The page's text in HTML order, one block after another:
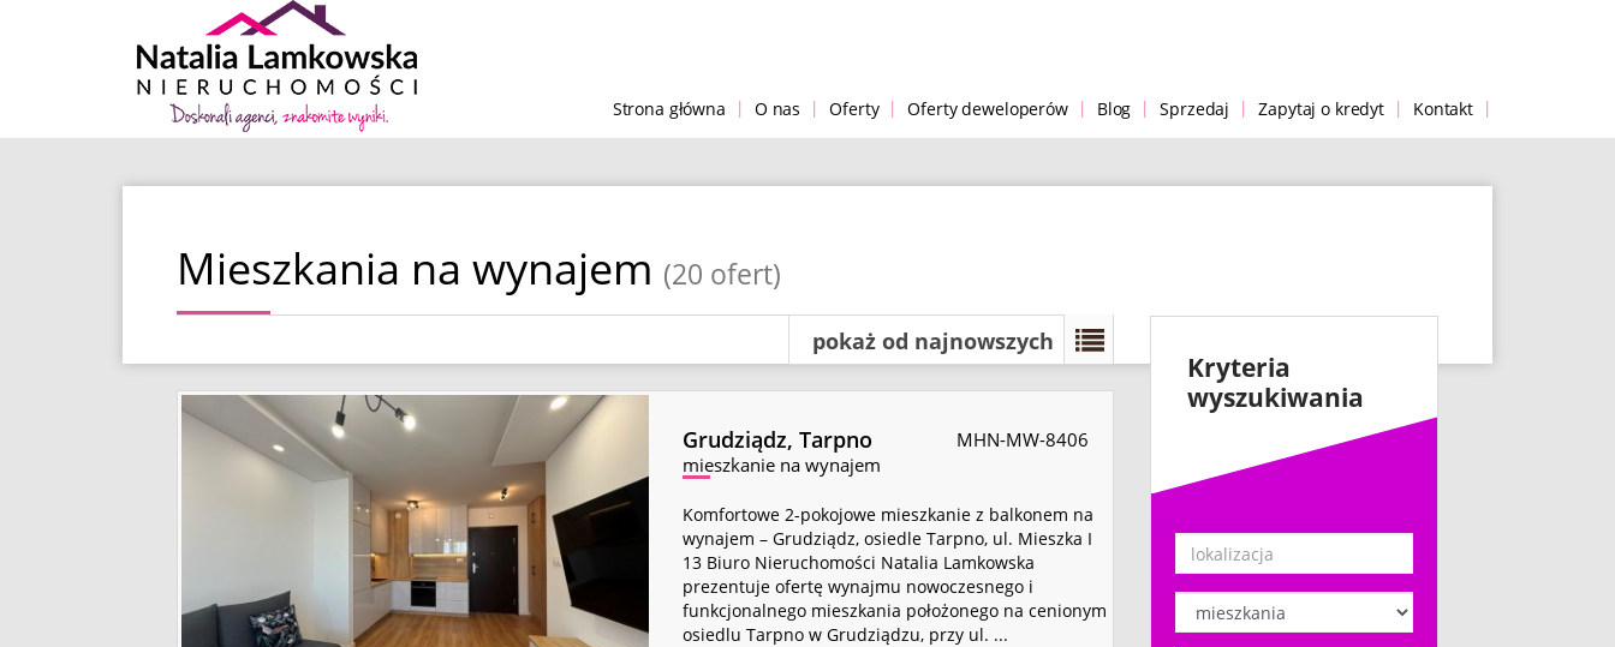
Strona główna | O nas | Oferty | Oferty deweloperów | Blog | Sprzedaj | Zapytaj o kredyt | Kontakt |
Mieszkania na wynajem (20 ofert)
pokaż od najnowszych
Grudziądz, Tarpno
mieszkanie na wynajem
MHN-MW-8406
Komfortowe 2-pokojowe mieszkanie z balkonem na
wynajem – Grudziądz, osiedle Tarpno, ul. Mieszka I
13 Biuro Nieruchomości Natalia Lamkowska
prezentuje ofertę wynajmu nowoczesnego i
funkcjonalnego mieszkania położonego na cenionym
osiedlu Tarpno w Grudziądzu, przy ul. ...
Kryteria
wyszukiwania